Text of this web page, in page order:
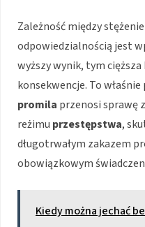
Zależność między
odpowiedzialnością jest
wyższy wynik, tym
konsekwencje. To
promila przenosi sprawę
reżimu przestępstwa,
długotrwałym zakazem
obowiązkowym
Kiedy można jechać